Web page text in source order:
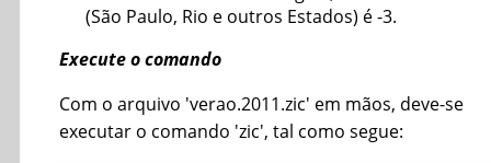
(São Paulo, Rio e outros Estados) é -3.
Execute o comando
Com o arquivo 'verao.2011.zic' em mãos, deve-se
executar o comando 'zic', tal como segue: